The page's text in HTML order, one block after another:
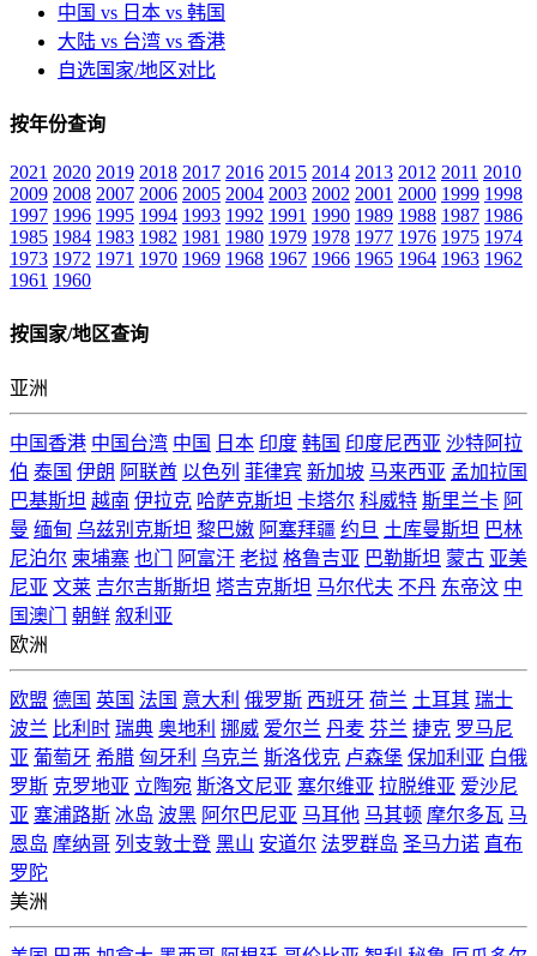
中国 vs 日本 vs 韩国
大陆 vs 台湾 vs 香港
自选国家/地区对比
按年份查询
2021 2020 2019 2018 2017 2016 2015 2014 2013 2012 2011 2010
2009 2008 2007 2006 2005 2004 2003 2002 2001 2000 1999 1998
1997 1996 1995 1994 1993 1992 1991 1990 1989 1988 1987 1986
1985 1984 1983 1982 1981 1980 1979 1978 1977 1976 1975 1974
1973 1972 1971 1970 1969 1968 1967 1966 1965 1964 1963 1962
1961 1960
按国家/地区查询
亚洲
中国香港 中国台湾 中国 日本 印度 韩国 印度尼西亚 沙特阿拉
伯 泰国 伊朗 阿联酋 以色列 菲律宾 新加坡 马来西亚 孟加拉国
巴基斯坦 越南 伊拉克 哈萨克斯坦 卡塔尔 科威特 斯里兰卡 阿
曼 缅甸 乌兹别克斯坦 黎巴嫩 阿塞拜疆 约旦 土库曼斯坦 巴林
尼泊尔 柬埔寨 也门 阿富汗 老挝 格鲁吉亚 巴勒斯坦 蒙古 亚美
尼亚 文莱 吉尔吉斯斯坦 塔吉克斯坦 马尔代夫 不丹 东帝汶 中
国澳门
朝鲜 叙利亚
欧洲
欧盟 德国 英国 法国 意大利 俄罗斯 西班牙 荷兰 土耳其 瑞士
波兰 比利时 瑞典 奥地利 挪威 爱尔兰 丹麦 芬兰 捷克 罗马尼
亚 葡萄牙 希腊 匈牙利 乌克兰 斯洛伐克 卢森堡 保加利亚 白俄
罗斯 克罗地亚 立陶宛 斯洛文尼亚 塞尔维亚 拉脱维亚 爱沙尼
亚 塞浦路斯 冰岛 波黑 阿尔巴尼亚 马耳他 马其顿 摩尔多瓦 马
恩岛 摩纳哥 列支敦士登 黑山 安道尔 法罗群岛 圣马力诺 直布
罗陀
美洲